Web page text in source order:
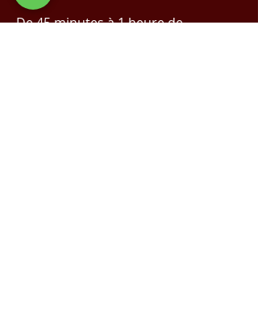
De 45 minutes à 1 heure de